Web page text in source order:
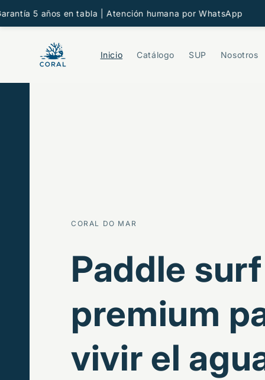
directamente
Inicio Catálogo SUP Nosotros
5 años en tabla | Atención humana por WhatsApp
CORAL DO MAR
Paddle surf
premium
vivir el